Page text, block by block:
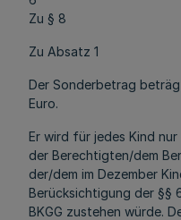
Zu § 8
Zu Absatz 1
Der Sonderbetrag
Euro.
Er wird für jedes Kind
der Berechtigten/dem
der/dem im Dezember
Berücksichtigung der §§
BKGG zustehen würde.